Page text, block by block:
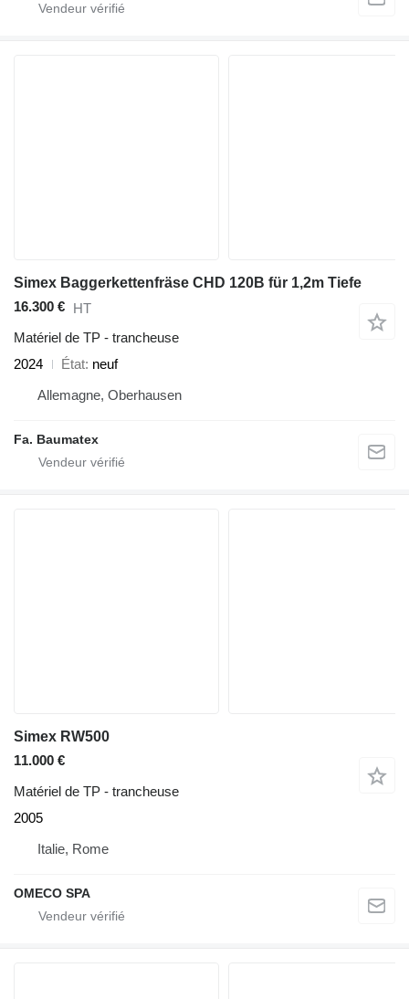
Simex Baggerkettenfräse CHD 120B für 1,2m Tiefe
16.300 € HT
Matériel de TP - trancheuse
2024
État neuf
Allemagne, Oberhausen
Fa. Baumatex
Simex RW500
11.000 €
Matériel de TP - trancheuse
2005
Italie, Rome
OMECO SPA